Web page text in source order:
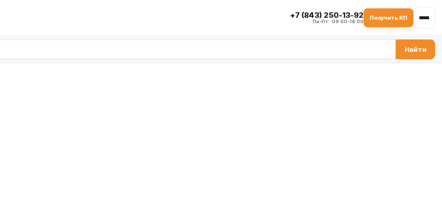
+7 (843) 250-13-92
Пн–Пт · 09:00–18:00
Получить КП
Найти